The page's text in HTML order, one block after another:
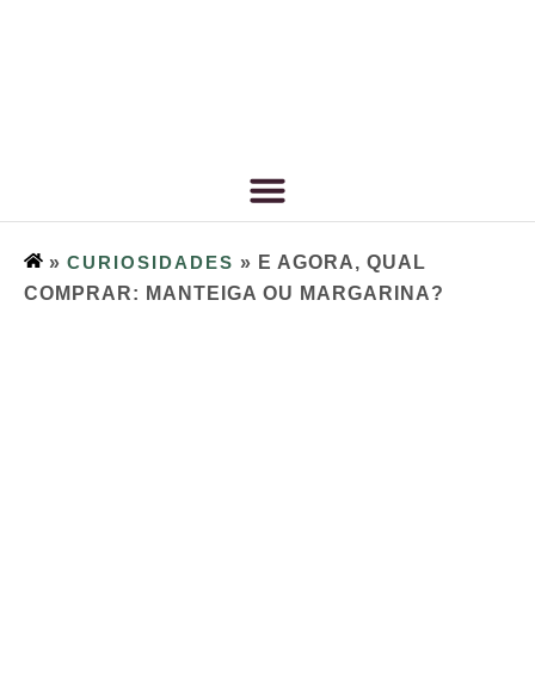
» CURIOSIDADES » E AGORA, QUAL
COMPRAR: MANTEIGA OU MARGARINA?